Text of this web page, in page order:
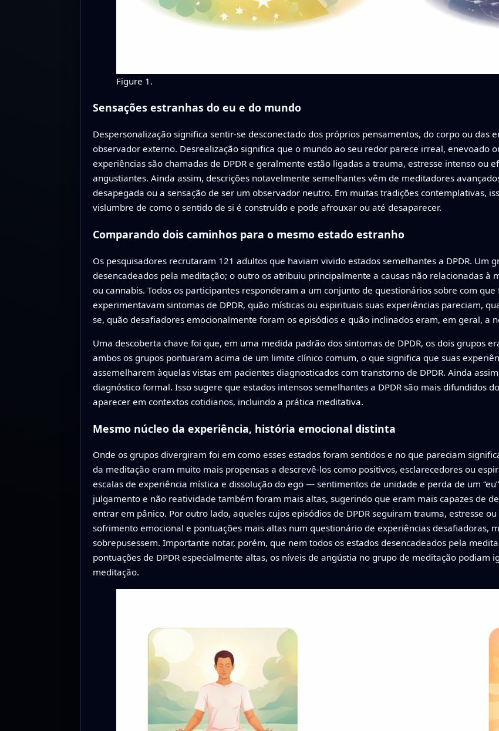
Figure 1.
Sensações estranhas do eu e do mundo
Despersonalização significa sentir-se desconectado dos próprios pensamentos, do corpo ou das
observador externo. Desrealização significa que o mundo ao seu redor parece irreal, enevoado
experiências são chamadas de DPDR e geralmente estão ligadas a trauma, estresse intenso ou
angustiantes. Ainda assim, descrições notavelmente semelhantes vêm de meditadores
desapegada ou a sensação de ser um observador neutro. Em muitas tradições contemplativas,
vislumbre de como o sentido de si é construído e pode afrouxar ou até desaparecer.
Comparando dois caminhos para o mesmo estado estranho
Os pesquisadores recrutaram 121 adultos que haviam vivido estados semelhantes a DPDR. Um
desencadeados pela meditação; o outro os atribuiu principalmente a causas não relacionadas à
ou cannabis. Todos os participantes responderam a um conjunto de questionários sobre com
experimentavam sintomas de DPDR, quão místicas ou espirituais suas experiências pareciam,
se, quão desafiadores emocionalmente foram os episódios e quão inclinados eram, em geral, a
Uma descoberta chave foi que, em uma medida padrão dos sintomas de DPDR, os dois grupos
ambos os grupos pontuaram acima de um limite clínico comum, o que significa que suas
assemelharem àquelas vistas em pacientes diagnosticados com transtorno de DPDR. Ainda
diagnóstico formal. Isso sugere que estados intensos semelhantes a DPDR são mais difundidos
aparecer em contextos cotidianos, incluindo a prática meditativa.
Mesmo núcleo da experiência, história emocional distinta
Onde os grupos divergiram foi em como esses estados foram sentidos e no que pareciam
da meditação eram muito mais propensas a descrevê‑los como positivos, esclarecedores ou
escalas de experiência mística e dissolução do ego — sentimentos de unidade e perda de um
julgamento e não reatividade também foram mais altas, sugerindo que eram mais capazes de
entrar em pânico. Por outro lado, aqueles cujos episódios de DPDR seguiram trauma, estresse
sofrimento emocional e pontuações mais altas num questionário de experiências desafiadoras,
sobrepusessem. Importante notar, porém, que nem todos os estados desencadeados pela
pontuações de DPDR especialmente altas, os níveis de angústia no grupo de meditação podiam
meditação.